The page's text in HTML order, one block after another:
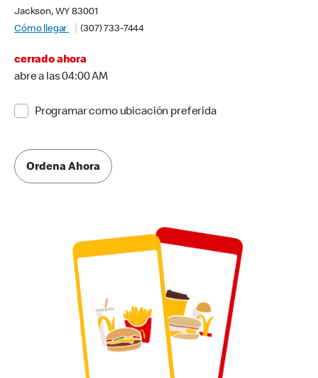
Jackson, WY 83001
Cómo llegar
(307) 733-7444
cerrado ahora
abre a las 04:00 AM
Programar como ubicación preferida
Ordena Ahora